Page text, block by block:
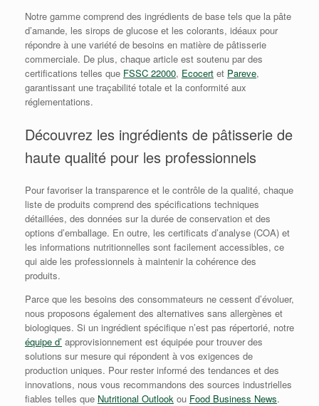
Notre gamme comprend des ingrédients de base tels que la pâte
d’amande, les sirops de glucose et les colorants, idéaux pour
répondre à une variété de besoins en matière de pâtisserie
commerciale. De plus, chaque article est soutenu par des
certifications telles que FSSC 22000, Ecocert et Pareve,
garantissant une traçabilité totale et la conformité aux
réglementations.
Découvrez les ingrédients de pâtisserie de
haute qualité pour les professionnels
Pour favoriser la transparence et le contrôle de la qualité, chaque
liste de produits comprend des spécifications techniques
détaillées, des données sur la durée de conservation et des
options d’emballage. En outre, les certificats d’analyse (COA) et
les informations nutritionnelles sont facilement accessibles, ce
qui aide les professionnels à maintenir la cohérence des
produits.
Parce que les besoins des consommateurs ne cessent d’évoluer,
nous proposons également des alternatives sans allergènes et
biologiques. Si un ingrédient spécifique n’est pas répertorié, notre
équipe d’ approvisionnement est équipée pour trouver des
solutions sur mesure qui répondent à vos exigences de
production uniques. Pour rester informé des tendances et des
innovations, nous vous recommandons des sources industrielles
fiables telles que Nutritional Outlook ou Food Business News.